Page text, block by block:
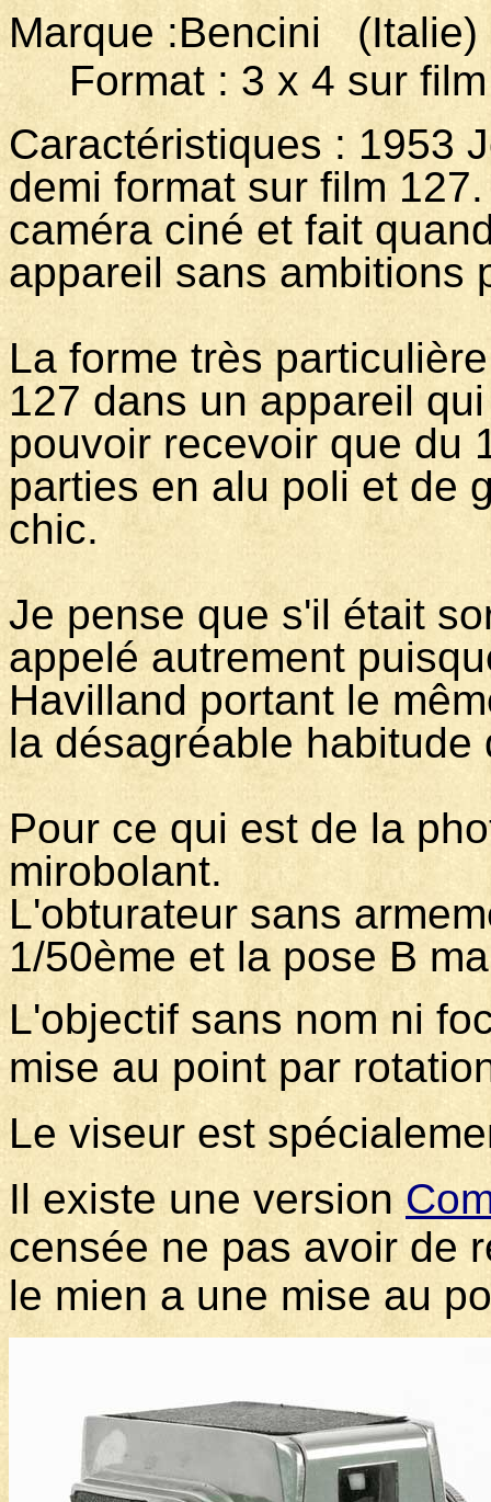
Marque :Bencini
Format : 3 x 4 sur film
Caractéristiques : 1953
demi format sur film
caméra ciné et fait
appareil sans ambitions
La forme très
127 dans un appareil
pouvoir recevoir que du
parties en alu poli et de
chic.
Je pense que s'il était
appelé autrement
Havilland portant le
la désagréable
Pour ce qui est de la
mirobolant.
L'obturateur sans
1/50ème et la pose B
L'objectif sans nom ni
mise au point par
Le viseur est
Il existe une version
censée ne pas avoir de
le mien a une mise au